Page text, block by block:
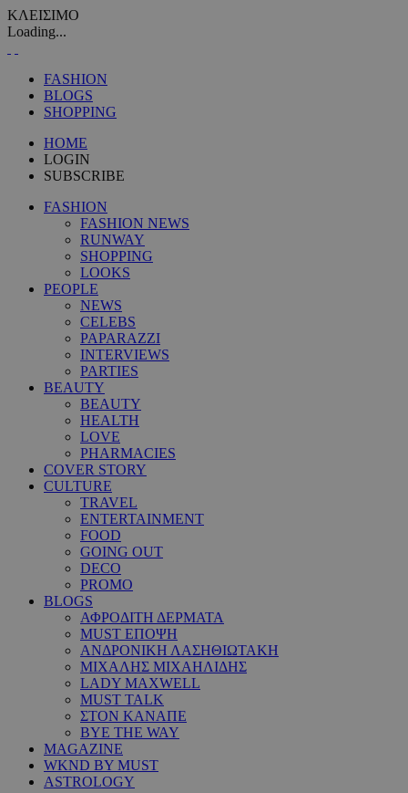
ΚΛΕΙΣΙΜΟ
Loading...
FASHION
BLOGS
SHOPPING
HOME
LOGIN
SUBSCRIBE
FASHION
FASHION NEWS
RUNWAY
SHOPPING
LOOKS
PEOPLE
NEWS
CELEBS
PAPARAZZI
INTERVIEWS
PARTIES
BEAUTY
BEAUTY
HEALTH
LOVE
PHARMACIES
COVER STORY
CULTURE
TRAVEL
ENTERTAINMENT
FOOD
GOING OUT
DECO
PROMO
BLOGS
ΑΦΡΟΔΙΤΗ ΔΕΡΜΑΤΑ
MUST ΕΠΟΨΗ
ΑΝΔΡΟΝΙΚΗ ΛΑΣΗΘΙΩΤΑΚΗ
ΜΙΧΑΛΗΣ ΜΙΧΑΗΛΙΔΗΣ
LADY MAXWELL
MUST TALK
ΣΤΟΝ ΚΑΝΑΠΕ
BYE THE WAY
MAGAZINE
WKND BY MUST
ASTROLOGY